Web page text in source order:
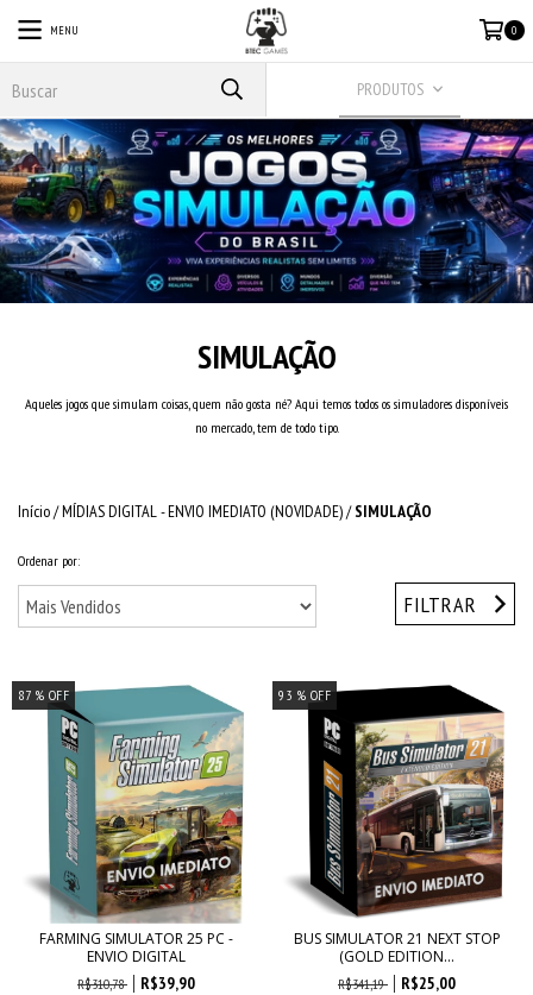
MENU 0
PRODUTOS
SIMULAÇÃO
Aqueles jogos que simulam coisas, quem não gosta né? Aqui temos todos os simuladores disponíveis
no mercado, tem de todo tipo.
Início/MÍDIAS DIGITAL - ENVIO IMEDIATO (NOVIDADE)/ SIMULAÇÃO
Ordenar por:
FILTRAR
87% OFF
FARMING SIMULATOR 25 PC -
ENVIO DIGITAL
R$310,78 R$39,90
93 % OFF
BUS SIMULATOR 21 NEXT STOP
(GOLD EDITION...
R$341,19 R$25,00